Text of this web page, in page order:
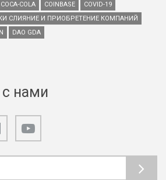
COCA-COLA COINBASE
COVID-19
СЛИЯНИЕ И ПРИОБРЕТЕНИЕ КОМПАНИЙ
DAO GDA
с нами